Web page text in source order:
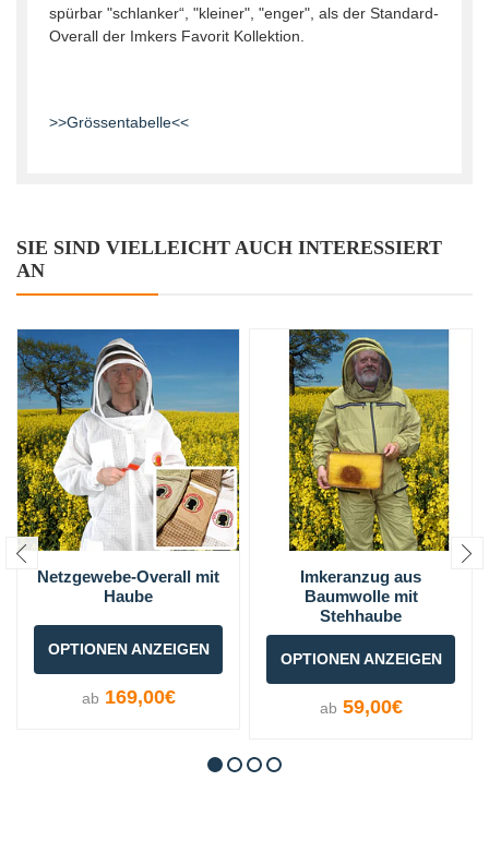
spürbar "schlanker“, "kleiner", "enger", als der Standard-
Overall der Imkers Favorit Kollektion.
>>Grössentabelle<<
SIE SIND VIELLEICHT AUCH INTERESSIERT
AN
Netzgewebe-Overall mit
Haube
OPTIONEN ANZEIGEN
ab 169,00€
Imkeranzug aus
Baumwolle mit
Stehhaube
OPTIONEN ANZEIGEN
ab 59,00€